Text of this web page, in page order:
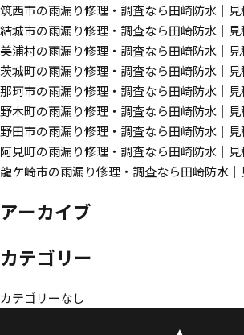
筑西市の雨漏り修理・調査なら田崎防水｜
結城市の雨漏り修理・調査なら田崎防水｜
美浦村の雨漏り修理・調査なら田崎防水｜
茨城町の雨漏り修理・調査なら田崎防水｜
那珂市の雨漏り修理・調査なら田崎防水｜
野木町の雨漏り修理・調査なら田崎防水｜
野田市の雨漏り修理・調査なら田崎防水｜
阿見町の雨漏り修理・調査なら田崎防水｜
龍ケ崎市の雨漏り修理・調査なら田崎防水
アーカイブ
カテゴリー
カテゴリーなし
▲